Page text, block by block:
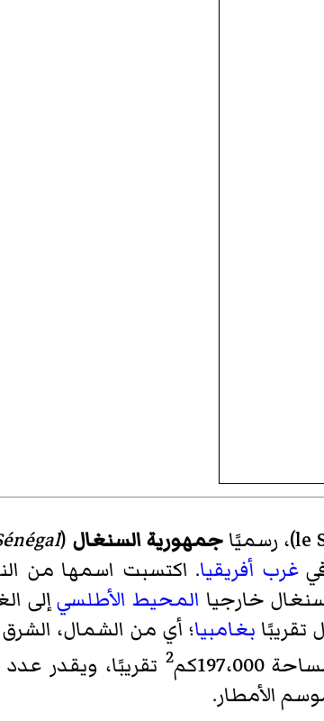
le)‏، رسميًاجمهورية السنغال (
غرب أفريقيا. اكتسبت اسمها من
خارجيا المحيط الأطلسيإلى
بغامبيا؛ أي من الشمال،
2
الأمطار.